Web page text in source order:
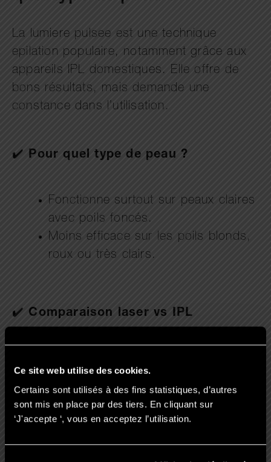
Ce site web utilise des cookies.
Certains sont utilisés à des fins statistiques, d’autres
sont mis en place par des tiers. En cliquant sur
‘J'accepte ‘, vous en acceptez l’utilisation.
La lumiere pulsee est une technique
epilation populaire, notamment grâce aux
appareils IPL domestiques. Elle offre de
bons résultats, mais demande une
constance dans l’utilisation.
✔️ Pour quel type de peau ?
Fonctionne surtout sur peaux claires
avec poils foncés.
Moins efficace sur les poils blonds,
roux ou très clairs.
✔️ Comparaison laser vs IPL
résultats durables plus rapides.
L’IPL nécessite davantage de
séances.